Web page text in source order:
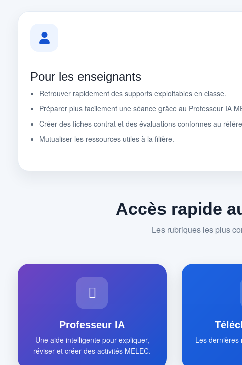
Pour les enseignants
Retrouver rapidement des supports exploitables en classe.
Préparer plus facilement une séance grâce au Professeur IA
Créer des fiches contrat et des évaluations conformes au
Mutualiser les ressources utiles à la filière.
Accès rapide
Les rubriques les plus
Professeur IA
Une aide intelligente pour expliquer,
réviser et créer des activités MELEC.
Les dernières